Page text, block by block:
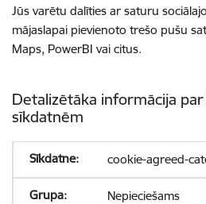
Jūs varētu dalīties ar saturu
mājaslapai pievienoto trešo pušu
Maps, PowerBI vai citus.
Detalizētāka informācija
sīkdatnēm
cookie-agreed-
Nepieciešams